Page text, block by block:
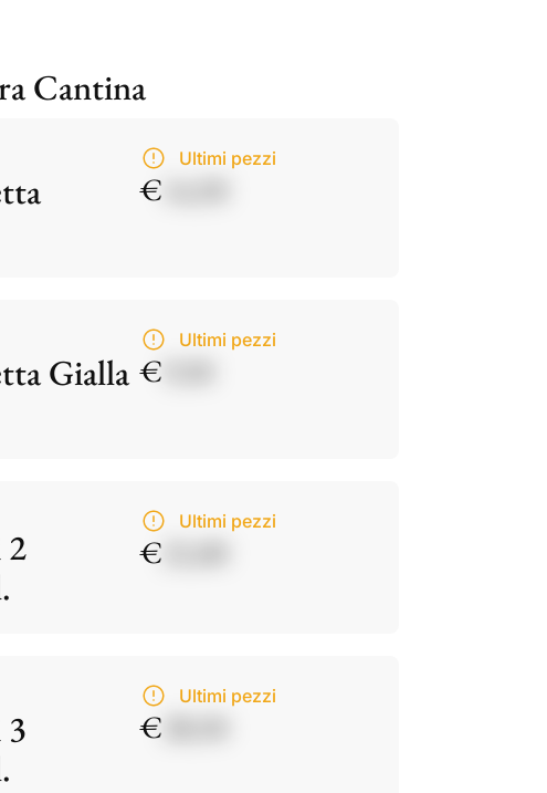
Cantina
Ultimi pezzi
€
Gialla
Ultimi pezzi
€
2
Ultimi pezzi
€
Ultimi pezzi
€